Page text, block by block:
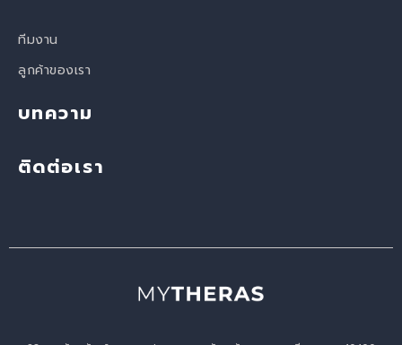
ทีมงาน
ลูกค้าของเรา
บทความ
ติดต่อเรา